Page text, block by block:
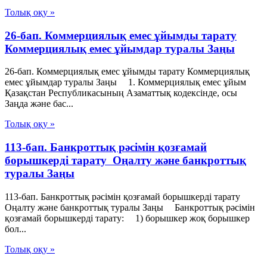
Толық оқу »
26-бап. Коммерциялық емес ұйымды тарату
Коммерциялық емес ұйымдар туралы Заңы
26-бап. Коммерциялық емес ұйымды тарату Коммерциялық
емес ұйымдар туралы Заңы 1. Коммерциялық емес ұйым
Қазақстан Республикасының Азаматтық кодексiнде, осы
Заңда және бас...
Толық оқу »
113-бап. Банкроттық рәсімін қозғамай
борышкерді тарату Оңалту және банкроттық
туралы Заңы
113-бап. Банкроттық рәсімін қозғамай борышкерді тарату
Оңалту және банкроттық туралы Заңы Банкроттық рәсімін
қозғамай борышкерді тарату: 1) борышкер жоқ борышкер
бол...
Толық оқу »